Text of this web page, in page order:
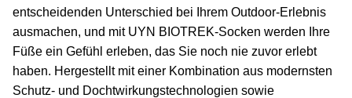
entscheidenden Unterschied bei Ihrem Outdoor-Erlebnis
ausmachen, und mit UYN BIOTREK-Socken werden Ihre
Füße ein Gefühl erleben, das Sie noch nie zuvor erlebt
haben. Hergestellt mit einer Kombination aus modernsten
Schutz- und Dochtwirkungstechnologien sowie